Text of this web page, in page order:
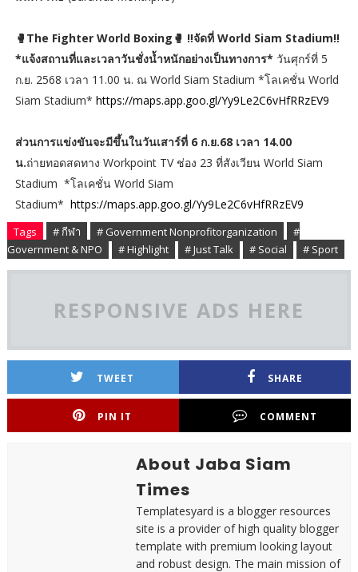
🥊The Fighter World Boxing🥊 ‼️จัดที่ World Siam Stadium‼️
*แจ้งสถานที่และเวลาวันชั่งน้ำหนักอย่างเป็นทางการ* วันศุกร์ที่ 5
ก.ย. 2568 เวลา 11.00 น. ณ World Siam Stadium *โลเคชั่น World
Siam Stadium* https://maps.app.goo.gl/Yy9Le2C6vHfRRzEV9
ส่วนการแข่งขันจะมีขึ้นในวันเสาร์ที่ 6 ก.ย.68 เวลา 14.00
น.ถ่ายทอดสดทาง Workpoint TV ช่อง 23 ที่สังเวียน World Siam
Stadium *โลเคชั่น World Siam
Stadium* https://maps.app.goo.gl/Yy9Le2C6vHfRRzEV9
Tags # กีฬา # Government Nonprofitorganization
#
Government & NPO
# Highlight # Just Talk # Social # Sport
RESPONSIVE ADS HERE
TWEET SHARE
PIN IT COMMENT
About Jaba Siam
Times
Templatesyard is a blogger resources
site is a provider of high quality blogger
template with premium looking layout
and robust design. The main mission of